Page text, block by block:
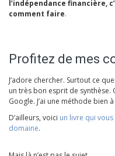
l’indépendance financière,
comment faire.
Profitez de mes
J’adore chercher. Surtout ce
un très bon esprit de synthèse.
Google. J’ai une méthode
D’ailleurs, voici un livre qui
domaine.